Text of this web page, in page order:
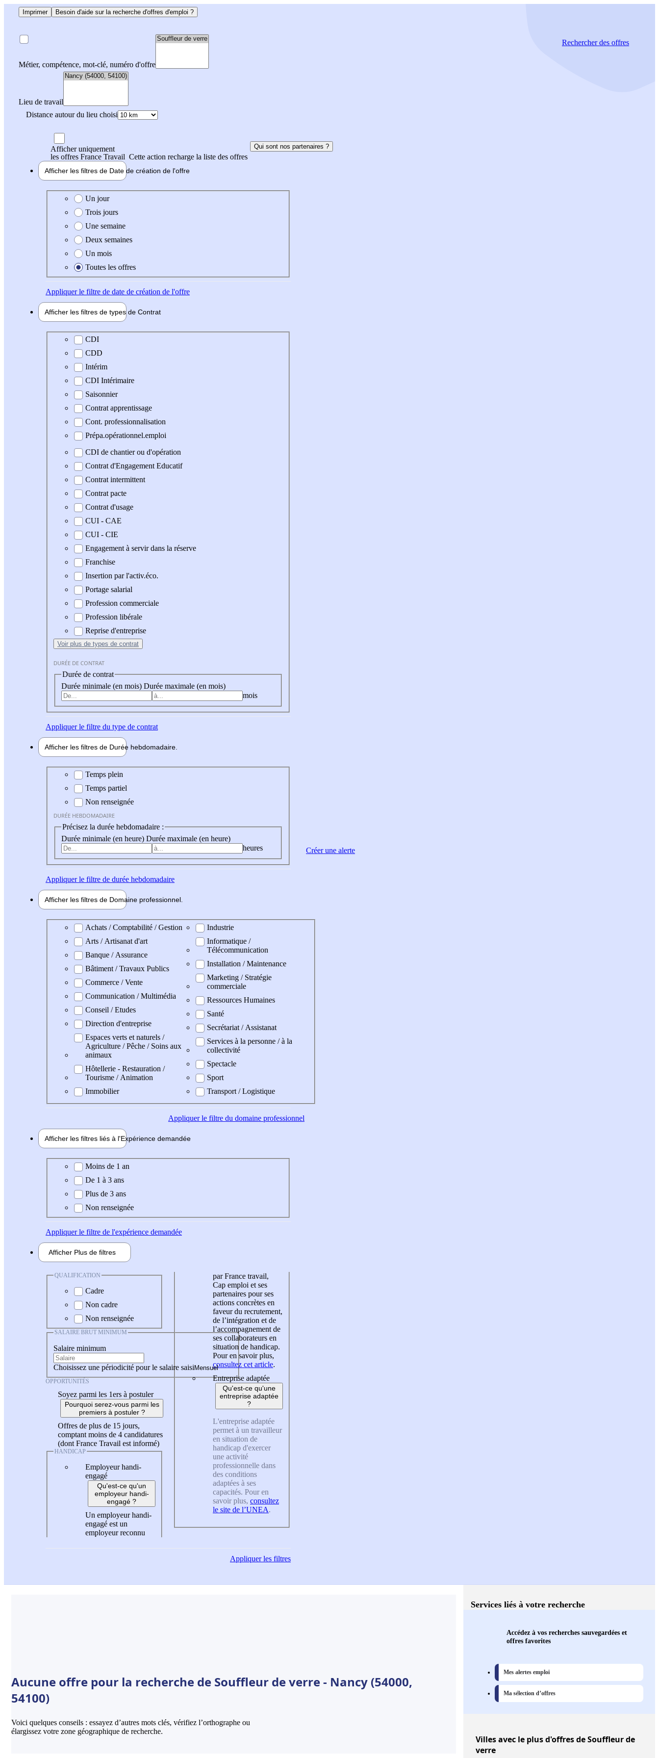
Imprimer Besoin d'aide sur la recherche d'offres d'emploi ?
Métier, compétence, mot-clé, numéro d'offre
Lieu de travail
Distance autour du lieu choisi
Rechercherdes offres
Afficher uniquement
les offres France Travail Cette action recharge la liste des offres
Qui sont nos partenaires ?
Afficher les filtres de Date de création de l'offre
Date de création de l'offre
Un jour
Trois jours
Une semaine
Deux semaines
Un mois
Toutes les offres
Appliquerle filtre de date de création de l'offre
Afficher les filtres de types de Contrat
Type de contrat
CDI
CDD
Intérim
CDI Intérimaire
Saisonnier
Contrat apprentissage
Cont. professionnalisation
Prépa.opérationnel.emploi
CDI de chantier ou d'opération
Contrat d'Engagement Educatif
Contrat intermittent
Contrat pacte
Contrat d'usage
CUI - CAE
CUI - CIE
Engagement à servir dans la réserve
Franchise
Insertion par l'activ.éco.
Portage salarial
Profession commerciale
Profession libérale
Reprise d'entreprise
Voir plus de types de contrat
DURÉE DE CONTRAT
Durée de contrat
Durée minimale (en mois) Durée maximale (en mois)
mois
Appliquerle filtre du type de contrat
Afficher les filtres de Durée hebdomadaire
Durée hebdomadaire
Temps plein
Temps partiel
Non renseignée
DURÉE HEBDOMADAIRE
Précisez la durée hebdomadaire :
Durée minimale (en heure) Durée maximale (en heure)
heures
Appliquerle filtre de durée hebdomadaire
Afficher les filtres de Domaine professionnel
Domaine professionel
Achats / Comptabilité / Gestion
Arts / Artisanat d'art
Banque / Assurance
Bâtiment / Travaux Publics
Commerce / Vente
Communication / Multimédia
Conseil / Etudes
Direction d'entreprise
Espaces verts et naturels /
Agriculture / Pêche / Soins aux
animaux
Hôtellerie - Restauration /
Tourisme / Animation
Immobilier
Industrie
Informatique /
Télécommunication
Installation / Maintenance
Marketing / Stratégie
commerciale
Ressources Humaines
Santé
Secrétariat / Assistanat
Services à la personne / à la
collectivité
Spectacle
Sport
Transport / Logistique
Appliquerle filtre du domaine professionnel
Afficher les filtres liés à l'Expérience demandée
Expérience demandée
Moins de 1 an
De 1 à 3 ans
Plus de 3 ans
Non renseignée
Appliquerle filtre de l'expérience demandée
Afficher Plus de filtres
QUALIFICATION
Cadre
Non cadre
Non renseignée
SALAIRE BRUT MINIMUM
Salaire minimum
Choisissez une périodicité pour le salaire saisi
OPPORTUNITÉS
Soyez parmi les 1ers à postuler
Pourquoi serez-vous parmi les
premiers à postuler ?
Offres de plus de 15 jours,
comptant moins de 4 candidatures
(dont France Travail est informé)
HANDICAP
Employeur handi-
engagé
Qu'est-ce qu'un
employeur handi-
engagé ?
Un employeur handi-
engagé est un
employeur reconnu
par France travail,
Cap emploi et ses
partenaires pour ses
actions concrètes en
faveur du recrutement,
de l’intégration et de
l’accompagnement de
ses collaborateurs en
situation de handicap.
Pour en savoir plus,
consultez cet article.
Entreprise adaptée
Qu'est-ce qu'une
entreprise adaptée
?
L'entreprise adaptée
permet à un travailleur
en situation de
handicap d'exercer
une activité
professionnelle dans
des conditions
adaptées à ses
capacités. Pour en
savoir plus, consultez
le site de l’UNEA.
Appliquerles filtres
Créer une alerte
Aucune offre pour la recherche de Souffleur de verre - Nancy (54000,
54100)
Voici quelques conseils : essayez d’autres mots clés, vérifiez l’orthographe ou
élargissez votre zone géographique de recherche.
Services liés à votre recherche
Accédez à vos recherches sauvegardées et
offres favorites
Mes alertes emploi
Ma sélection d’offres
Villesavec le plus d'offres de Souffleur de
verre